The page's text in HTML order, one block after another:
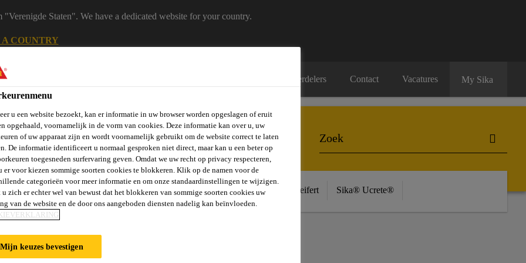
Staten". We have a dedicated website for your country.
COUNTRY
Onze verdelers Contact Vacatures My Sika
Over Ons Sika at Work Knowledge Center Carrière Seifert Sika® Ucrete®
u een website bezoekt, kan er informatie in uw browser worden opgeslagen of eruit
opgehaald, voornamelijk in de vorm van cookies. Deze informatie kan over u, uw
of uw apparaat zijn en wordt voornamelijk gebruikt om de website correct te laten
De informatie identificeert u normaal gesproken niet direct, maar kan u een beter op
toegesneden surfervaring geven. Omdat we uw recht op privacy respecteren,
er voor kiezen sommige soorten cookies te blokkeren. Klik op de namen voor de
categorieën voor meer informatie en om onze standaardinstellingen te wijzigen.
u zich er echter wel van bewust dat het blokkeren van sommige soorten cookies uw
van de website en de door ons aangeboden diensten nadelig kan beïnvloeden.
Mijn keuzes bevestigen